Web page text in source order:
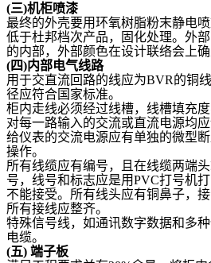
(三)机柜喷漆
最终的外壳要用环氧树脂粉末静电
低于杜邦档次产品，固化处理。外
的内部，外部颜色在设计联络会上确
(四)内部电气线路
用于交直流回路的线应为BVR的铜
径应符合国家标准。
柜内走线必须经过线槽，线槽填充度
对每一路输入的交流或直流电源均
给仪表的交流电源应有单独的微型
操作。
所有线缆应有编号，且在线缆两端
号，线号和标志应是用PVC打号机
不能接受。所有线头应有铜鼻子，
所有接线应整齐。
特殊信号线，如通讯数字数据和多
电缆。
(五) 端子板